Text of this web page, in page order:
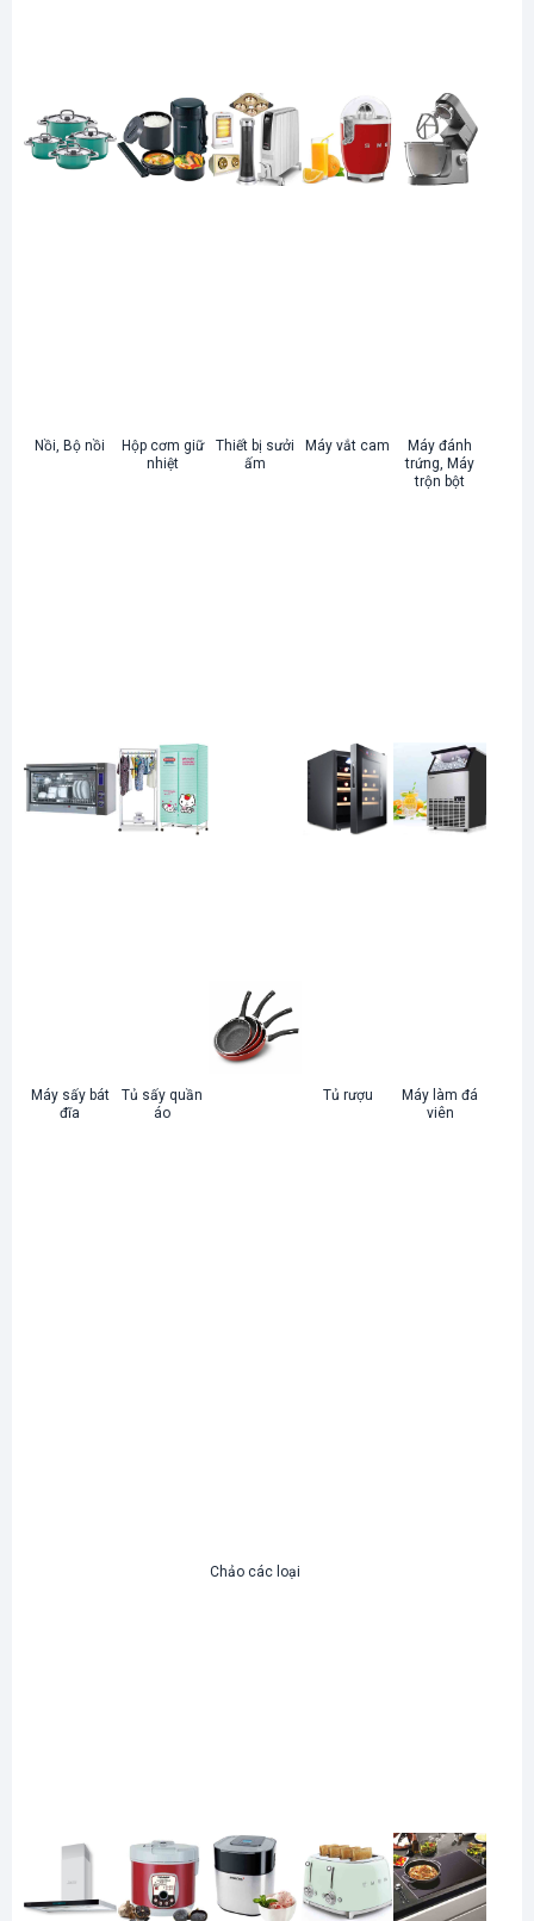
Nồi, Bộ nồi
Hộp cơm giữ
nhiệt
Thiết bị sưởi
ấm
Máy vắt cam
Máy đánh
trứng, Máy
trộn bột
Máy sấy bát
đĩa
Tủ sấy quần
áo
Chảo các loại
Tủ rượu
Máy làm đá
viên